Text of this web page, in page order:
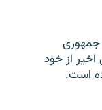
جمهوری
از خود
است.